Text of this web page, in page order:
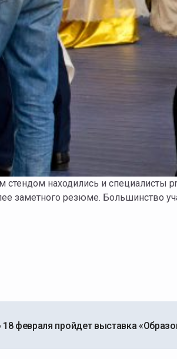
стендом находились и специалисты
заметного резюме. Большинство
18 февраля пройдет выставка